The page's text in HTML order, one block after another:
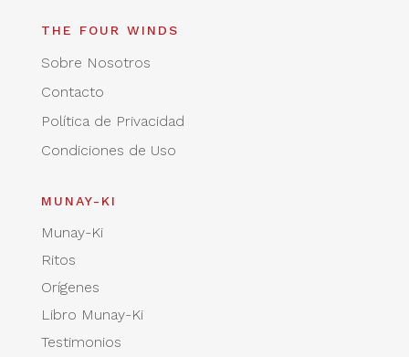
THE FOUR WINDS
Sobre Nosotros
Contacto
Política de Privacidad
Condiciones de Uso
MUNAY-KI
Munay-Ki
Ritos
Orígenes
Libro Munay-Ki
Testimonios